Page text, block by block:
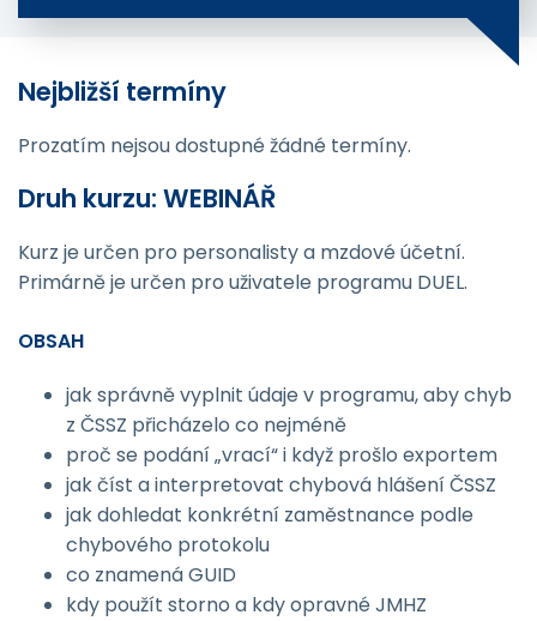
Nejbližší termíny
Prozatím nejsou dostupné žádné termíny.
Druh kurzu: WEBINÁŘ
Kurz je určen pro personalisty a mzdové účetní.
Primárně je určen pro uživatele programu DUEL.
OBSAH
jak správně vyplnit údaje v programu, aby chyb
z ČSSZ přicházelo co nejméně
proč se podání „vrací“ i když prošlo exportem
jak číst a interpretovat chybová hlášení ČSSZ
jak dohledat konkrétní zaměstnance podle
chybového protokolu
co znamená GUID
kdy použít storno a kdy opravné JMHZ